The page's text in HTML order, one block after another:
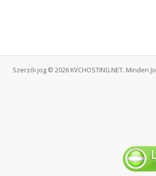
Szerzői jog © 2026 KVCHOSTING.NET. Minden